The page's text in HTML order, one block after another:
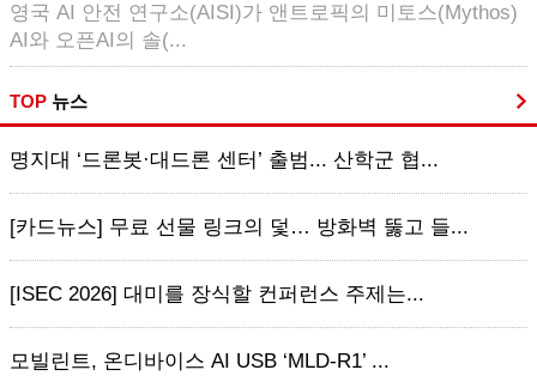
영국 AI 안전 연구소(AISI)가 앤트로픽의 미토스(Mythos)
AI와 오픈AI의 솔(...
TOP 뉴스
명지대 ‘드론봇·대드론 센터’ 출범... 산학군 협...
[카드뉴스] 무료 선물 링크의 덫… 방화벽 뚫고 들...
[ISEC 2026] 대미를 장식할 컨퍼런스 주제는...
모빌린트, 온디바이스 AI USB ‘MLD-R1’ ...